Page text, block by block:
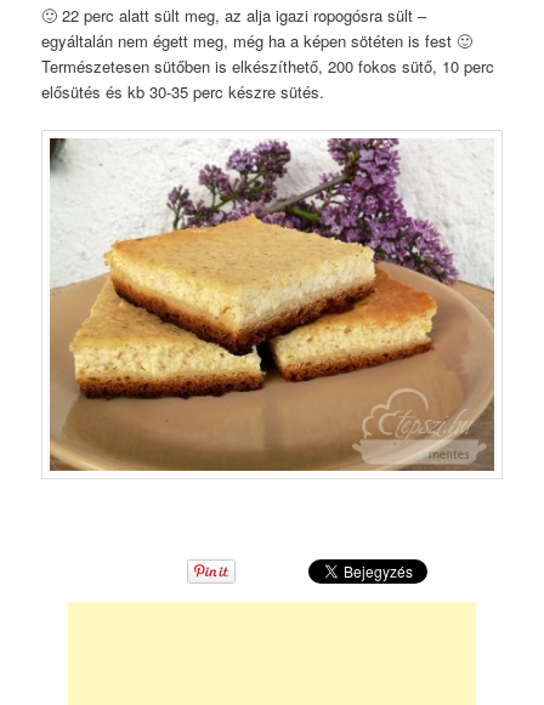
🙂 22 perc alatt sült meg, az alja igazi ropogósra sült –
egyáltalán nem égett meg, még ha a képen sötéten is fest 🙂
Természetesen sütőben is elkészíthető, 200 fokos sütő, 10 perc
elősütés és kb 30-35 perc készre sütés.